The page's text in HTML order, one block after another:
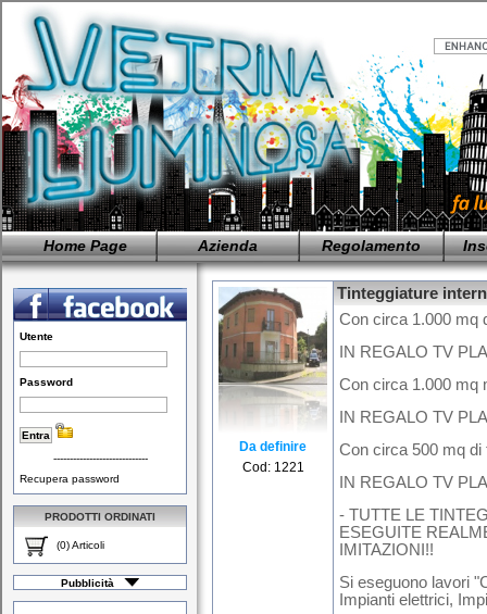
Home Page Azienda Regolamento
Utente
Password
-----------------------------
Recupera password
PRODOTTI ORDINATI
(0) Articoli
Pubblicità
Da definire
Cod: 1221
Tinteggiature
Con circa 1.000 mq
IN REGALO TV
Con circa 1.000 mq
IN REGALO TV
Con circa 500 mq di
IN REGALO TV
- TUTTE LE
ESEGUITE
IMITAZIONI!!
Si eseguono lavori
Impianti elettrici,